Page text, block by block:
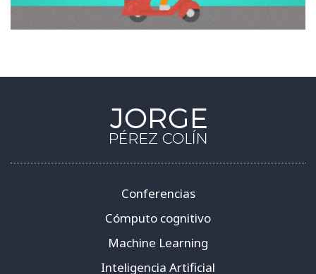
Conferencias
Cómputo cognitivo
Machine Learning
Inteligencia Artificial